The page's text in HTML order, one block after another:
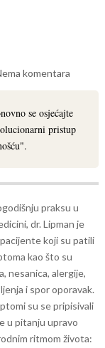
komentara
se osjećajte
pristup
praksu u
dr. Lipman je
koji su patili
kao što su
nesanica, alergije,
i spor oporavak.
su se pripisivali
u pitanju upravo
ritmom života: